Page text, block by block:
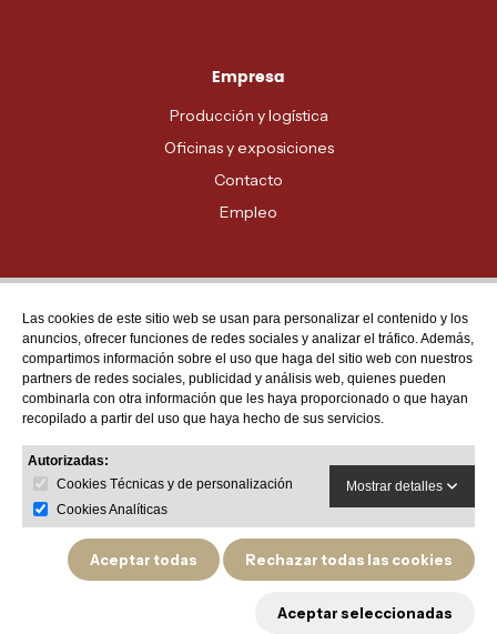
Empresa
Producción y logística
Oficinas y exposiciones
Contacto
Empleo
Atención al cliente
MADRID - 91 678 70 70
BARCELONA - 93 635 28 28
VALENCIA - 96 159 71 61
Las cookies de este sitio web se usan para personalizar el contenido y los
anuncios, ofrecer funciones de redes sociales y analizar el tráfico. Además,
compartimos información sobre el uso que haga del sitio web con nuestros
partners de redes sociales, publicidad y análisis web, quienes pueden
combinarla con otra información que les haya proporcionado o que hayan
recopilado a partir del uso que haya hecho de sus servicios.
Autorizadas:
Cookies Técnicas y de personalización
Cookies Analíticas
Mostrar detalles
Aceptar todas Rechazar todas las cookies
Aceptar seleccionadas